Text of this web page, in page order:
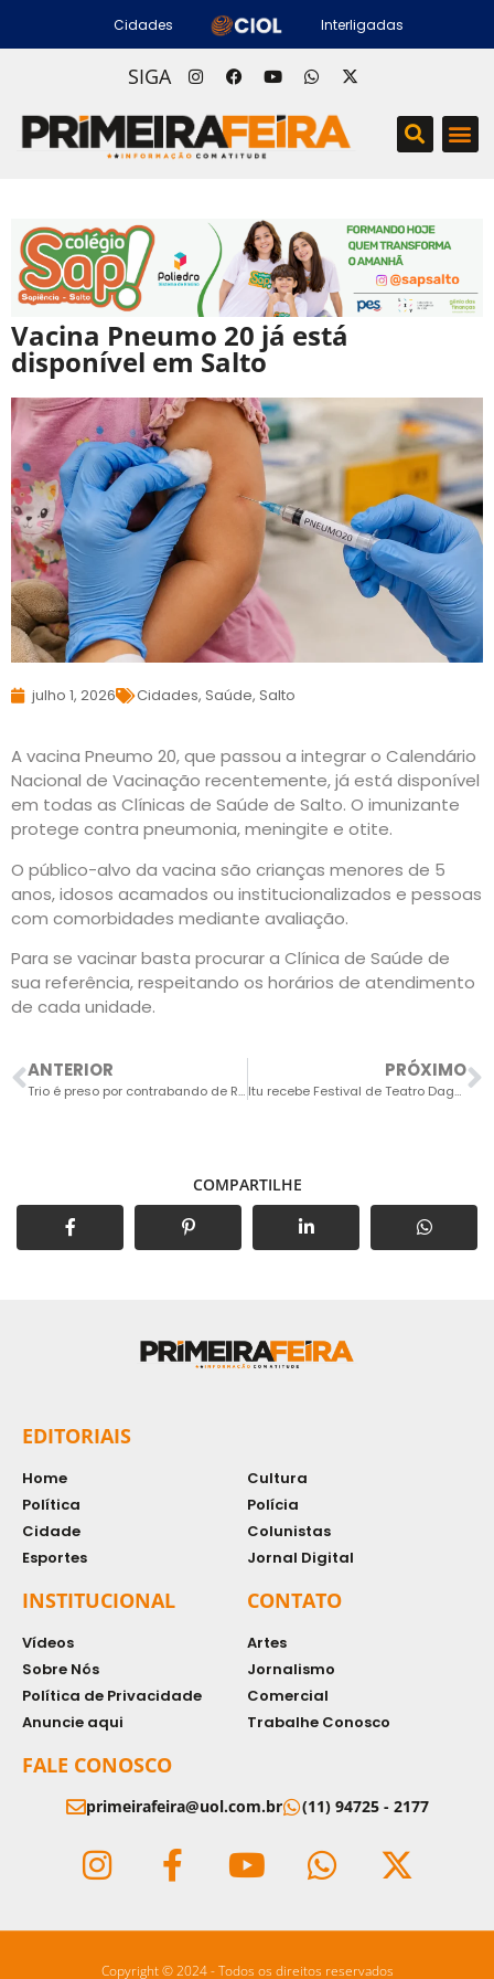
Cidades Interligadas
SIGA
Vacina Pneumo 20 já está
disponível em Salto
julho 1, 2026 Cidades, Saúde, Salto
A vacina Pneumo 20, que passou a integrar o Calendário
Nacional de Vacinação recentemente, já está disponível
em todas as Clínicas de Saúde de Salto. O imunizante
protege contra pneumonia, meningite e otite.
O público-alvo da vacina são crianças menores de 5
anos, idosos acamados ou institucionalizados e pessoas
com comorbidades mediante avaliação.
Para se vacinar basta procurar a Clínica de Saúde de
sua referência, respeitando os horários de atendimento
de cada unidade.
ANTERIOR
Trio é preso por contrabando de R$ 345 mil em remédios, eletrônicos e perfumes em Itu
PRÓXIMO
Itu recebe Festival de Teatro Dago Menezes com 11 dias de apresentações
COMPARTILHE
EDITORIAIS
Home
Política
Cidade
Esportes
Cultura
Polícia
Colunistas
Jornal Digital
INSTITUCIONAL
Vídeos
Sobre Nós
Política de Privacidade
Anuncie aqui
CONTATO
Artes
Jornalismo
Comercial
Trabalhe Conosco
FALE CONOSCO
primeirafeira@uol.com.br (11) 94725 - 2177
Copyright © 2024 - Todos os direitos reservados